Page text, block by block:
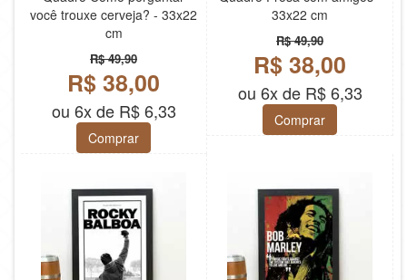
você trouxe cerveja? - 33x22
cm
R$ 49,90
R$ 38,00
ou 6x de R$ 6,33
Comprar
33x22 cm
R$ 49,90
R$ 38,00
ou 6x de R$ 6,33
Comprar